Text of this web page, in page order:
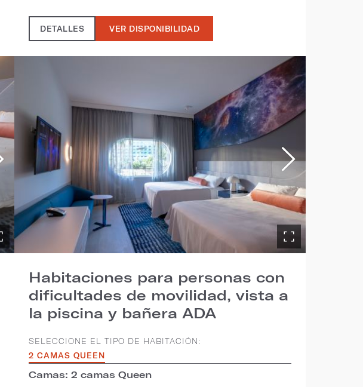
DETALLES VER DISPONIBILIDAD
Habitaciones para personas con
dificultades de movilidad, vista a
la piscina y bañera ADA
SELECCIONE EL TIPO DE HABITACIÓN:
2 CAMAS QUEEN
Camas: 2 camas Queen